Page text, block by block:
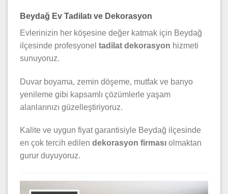
Beydağ Ev Tadilatı ve Dekorasyon
Evlerinizin her köşesine değer katmak için Beydağ
ilçesinde profesyonel tadilat dekorasyon hizmeti
sunuyoruz.
Duvar boyama, zemin döşeme, mutfak ve banyo
yenileme gibi kapsamlı çözümlerle yaşam
alanlarınızı güzelleştiriyoruz.
Kalite ve uygun fiyat garantisiyle Beydağ ilçesinde
en çok tercih edilen dekorasyon firması olmaktan
gurur duyuyoruz.